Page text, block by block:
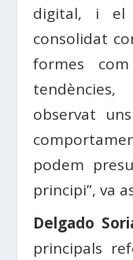
digital, i el
consolidat
formes
observat
podem
principi”, va
Delgado
principals